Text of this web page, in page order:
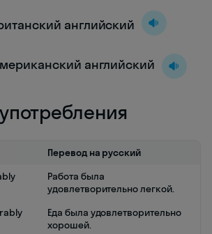
английский
английский
Перевод на русский
Работа была
удовлетворительно легкой.
Еда была удовлетворительно
хорошей.